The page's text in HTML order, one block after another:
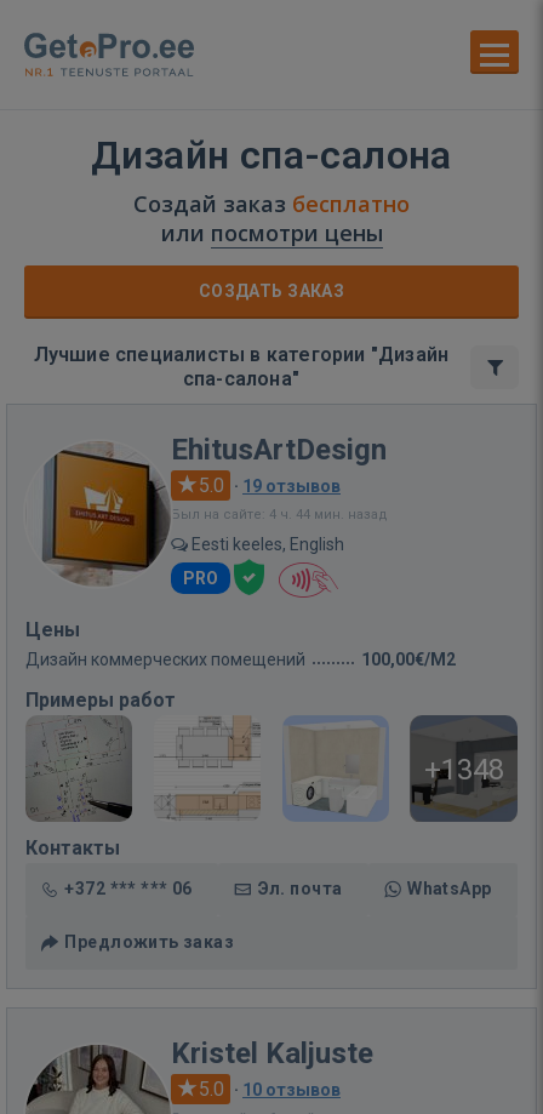
Дизайн спа-салона
Создай заказ бесплатно
или посмотри цены
СОЗДАТЬ ЗАКАЗ
Лучшие специалисты в категории "Дизайн
спа-салона"
EhitusArtDesign
5.0 · 19 отзывов
Был на сайте: 4 ч. 44 мин. назад
Eesti keeles, English
PRO
Цены
Дизайн коммерческих помещений 100,00€/M2
Примеры работ
+1348
Контакты
+372 *** *** 06 Эл. почта WhatsApp
Предложить заказ
Kristel Kaljuste
5.0 · 10 отзывов